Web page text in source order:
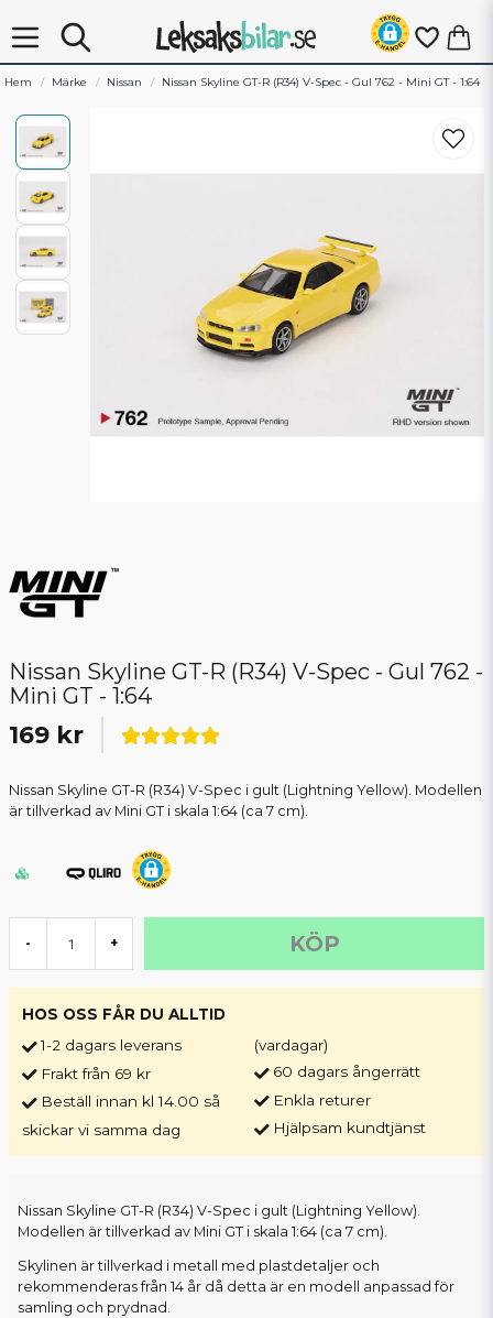
Hem Märke Nissan Nissan Skyline GT-R (R34) V-Spec - Gul 762 - Mini GT - 1:64
Nissan Skyline GT-R (R34) V-Spec - Gul 762 -
Mini GT - 1:64
169 kr
Nissan Skyline GT-R (R34) V-Spec i gult (Lightning Yellow). Modellen
är tillverkad av Mini GT i skala 1:64 (ca 7 cm).
- + KÖP
HOS OSS FÅR DU ALLTID
1-2 dagars leverans
Frakt från 69 kr
Beställ innan kl 14.00 så
skickar vi samma dag
(vardagar)
60 dagars ångerrätt
Enkla returer
Hjälpsam kundtjänst
Nissan Skyline GT-R (R34) V-Spec i gult (Lightning Yellow).
Modellen är tillverkad av Mini GT i skala 1:64 (ca 7 cm).
Skylinen är tillverkad i metall med plastdetaljer och
rekommenderas från 14 år då detta är en modell anpassad för
samling och prydnad.